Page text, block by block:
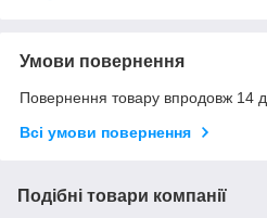
Умови повернення
Повернення товару впродовж 14
Всі умови повернення
Подібні товари компанії